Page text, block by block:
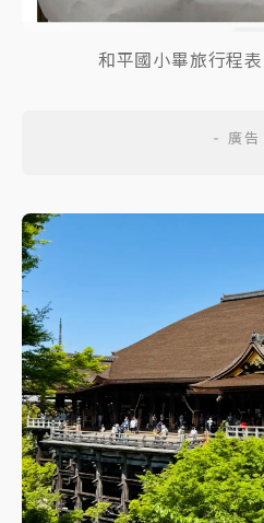
和平國小畢旅行程